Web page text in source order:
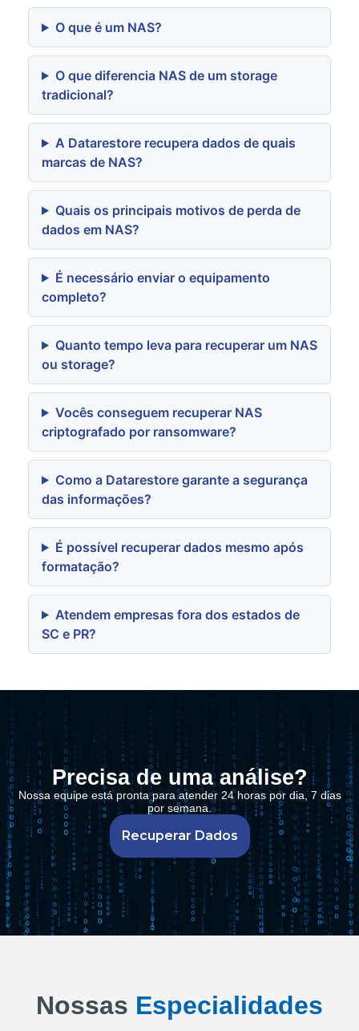
O que é um NAS?
O que diferencia NAS de um storage
tradicional?
A Datarestore recupera dados de quais
marcas de NAS?
Quais os principais motivos de perda de
dados em NAS?
É necessário enviar o equipamento
completo?
Quanto tempo leva para recuperar um NAS
ou storage?
Vocês conseguem recuperar NAS
criptografado por ransomware?
Como a Datarestore garante a segurança
das informações?
É possível recuperar dados mesmo após
formatação?
Atendem empresas fora dos estados de
SC e PR?
Precisa de uma análise?
Nossa equipe está pronta para atender 24 horas por dia, 7 dias
por semana.
Recuperar Dados
Nossas Especialidades